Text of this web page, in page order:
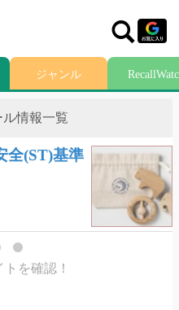
ル情報一覧
全(ST)基準
トを確認！
ジャンル